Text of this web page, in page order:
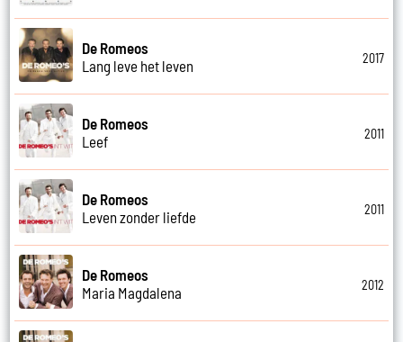
De Romeos
Lang leve het leven
2017
De Romeos
Leef
2011
De Romeos
Leven zonder liefde
2011
De Romeos
Maria Magdalena
2012